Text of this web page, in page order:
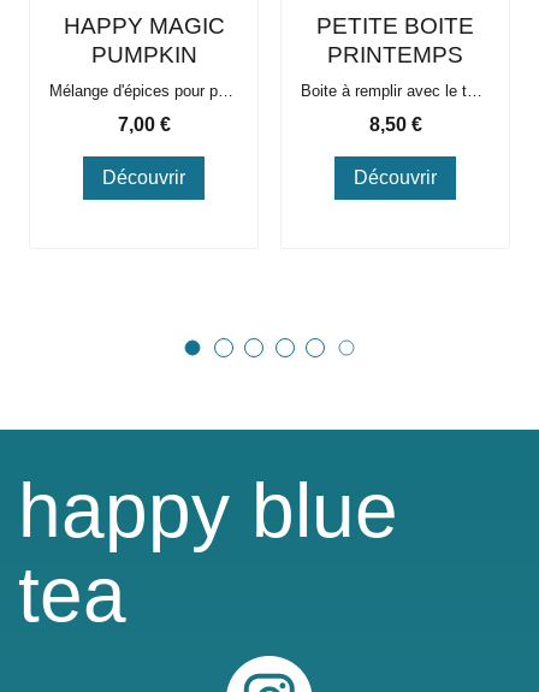
HAPPY MAGIC
PUMPKIN
Prix
7,00 €
Découvrir
PETITE BOITE
PRINTEMPS
Prix
8,50 €
Découvrir
happy blue
tea